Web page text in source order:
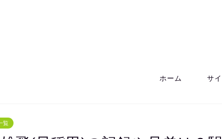
ホーム サ
覧